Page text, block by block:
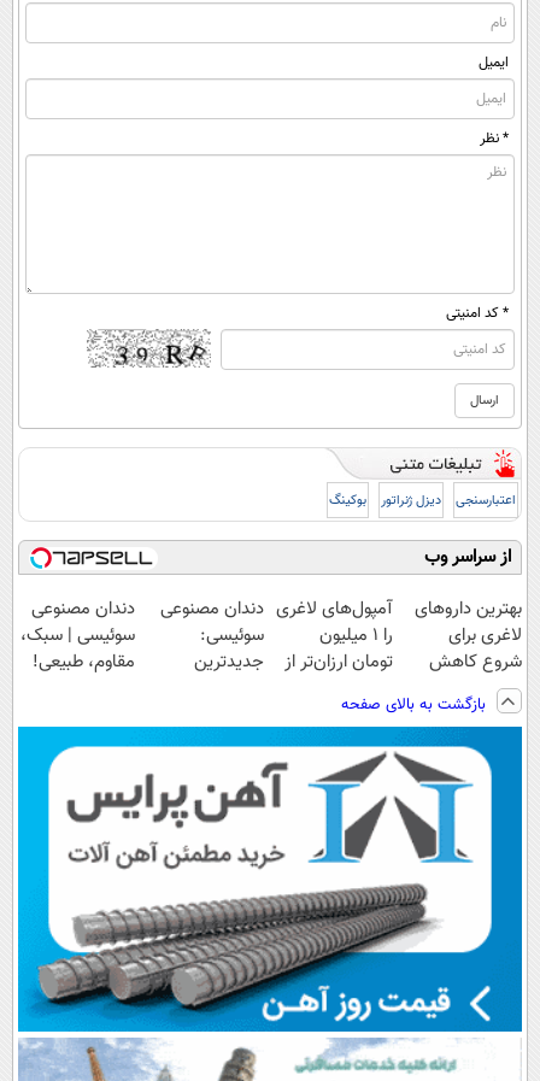
ایمیل
* نظر
* کد امنیتی
اعتبارسنجی دیزل ژنراتور بوکینگ
از سراسر وب
بهترین داروهای
لاغری برای
شروع کاهش
وزن، ارسال از
داروخانه های
نزدیکت!
آمپول‌های لاغری
را ۱ میلیون
تومان ارزان‌تر از
دندان مصنوعی
سوئیسی:
جدیدترین
پرداخت قسطی
دندان مصنوعی
سوئیسی | سبک،
مقاوم، طبیعی!
اقساطی😍
بازگشت به بالای صفحه